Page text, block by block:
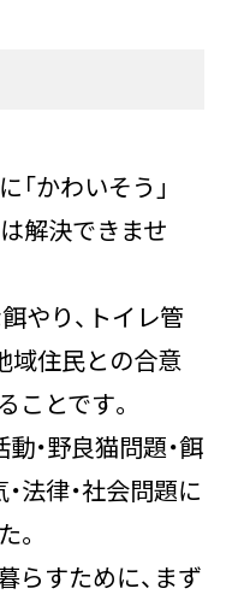
「かわいそう」
解決できませ
やり、トイレ管
域住民との合意
ことです。
・野良猫問題・餌
法律・社会問題に
。
らすために、まず